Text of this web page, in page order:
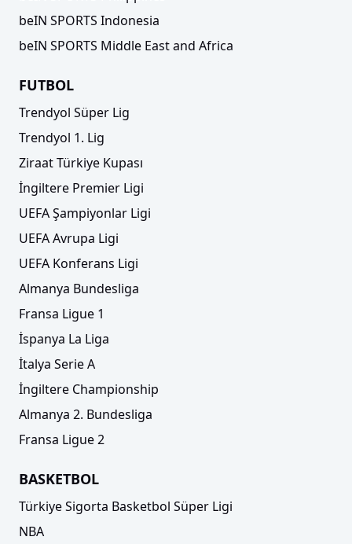
beIN SPORTS Indonesia
beIN SPORTS Middle East and Africa
FUTBOL
Trendyol Süper Lig
Trendyol 1. Lig
Ziraat Türkiye Kupası
İngiltere Premier Ligi
UEFA Şampiyonlar Ligi
UEFA Avrupa Ligi
UEFA Konferans Ligi
Almanya Bundesliga
Fransa Ligue 1
İspanya La Liga
İtalya Serie A
İngiltere Championship
Almanya 2. Bundesliga
Fransa Ligue 2
BASKETBOL
Türkiye Sigorta Basketbol Süper Ligi
NBA